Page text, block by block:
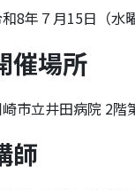
8年７月15日（水
催場所
市立井田病院 2階
師